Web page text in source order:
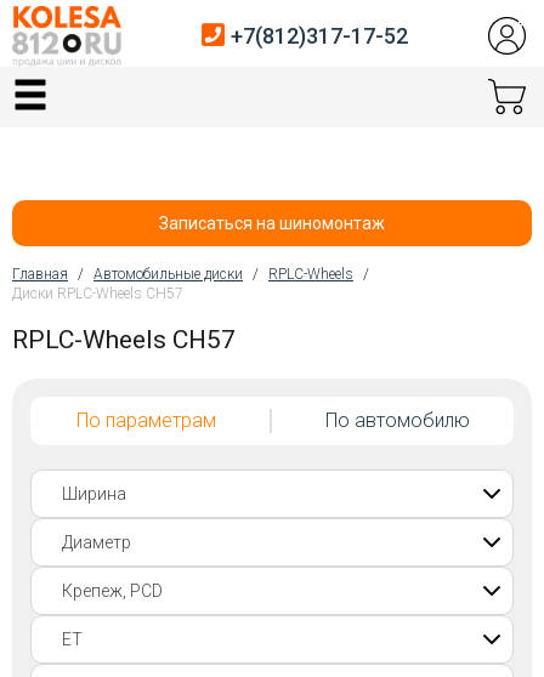
Главная
Автосервис
Хранение шин
Покупателям
Контакты
Войти на сайт
+7(812)317-
+7(812)317-17-52
Записаться на шиномонтаж
Вы здесь
Главная / Автомобильные диски / RPLC-Wheels
/
Диски RPLC-Wheels CH57
RPLC-Wheels CH57
По параметрам По автомобилю